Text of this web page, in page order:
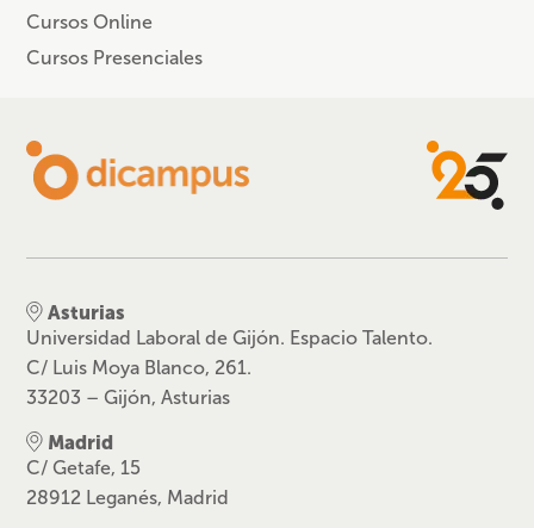
Cursos Online
Cursos Presenciales
Asturias
Universidad Laboral de Gijón. Espacio Talento.
C/ Luis Moya Blanco, 261.
33203 – Gijón, Asturias
Madrid
C/ Getafe, 15
28912 Leganés, Madrid